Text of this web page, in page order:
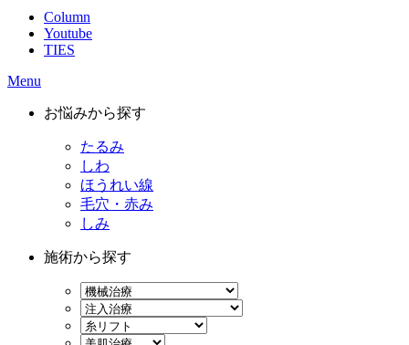
Column
Youtube
TIES
Menu
お悩みから探す
たるみ
しわ
ほうれい線
毛穴・赤み
しみ
施術から探す